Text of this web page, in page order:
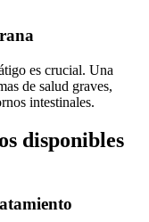
es crucial. Una
de salud graves,
intestinales.
disponibles